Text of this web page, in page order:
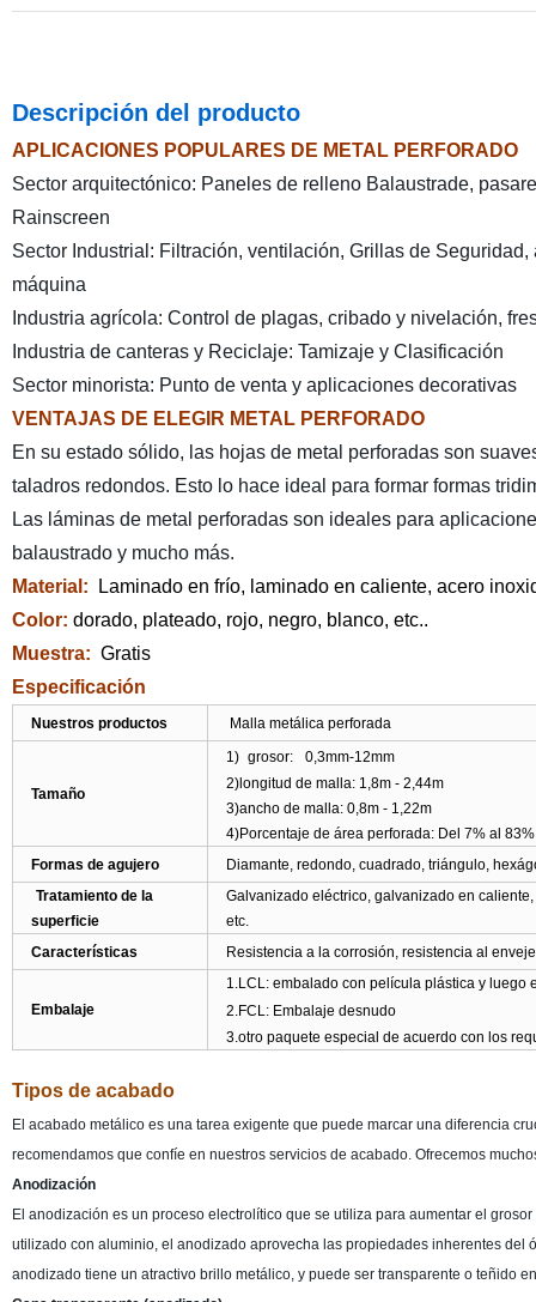
Descripción del producto
APLICACIONES POPULARES DE METAL PERFORADO
Sector arquitectónico: Paneles de relleno Balaustrade,
Rainscreen
Sector Industrial: Filtración, ventilación, Grillas de
máquina
Industria agrícola: Control de plagas, cribado y nivelación,
Industria de canteras y Reciclaje: Tamizaje y Clasificación
Sector minorista: Punto de venta y aplicaciones decorativas
VENTAJAS DE ELEGIR METAL PERFORADO
En su estado sólido, las hojas de metal perforadas son
taladros redondos. Esto lo hace ideal para formar formas
Las láminas de metal perforadas son ideales para
balaustrado y mucho más.
Material :
Laminado en frío, laminado en caliente, acero
Color: dorado, plateado, rojo, negro, blanco, etc..
Muestra: Gratis
Especificación
Nuestros productos Malla metálica perforada
Tamaño
1) grosor:
0,3mm-12mm
2)longitud de malla: 1,8m - 2,44m
3)ancho de malla: 0,8m - 1,22m
4)Porcentaje de área perforada: Del 7% al 83%
Formas de agujero
Diamante, redondo, cuadrado, triángulo,
Tratamiento de la
superficie
Galvanizado eléctrico, galvanizado en
etc.
Características
Resistencia a la corrosión, resistencia al
Embalaje
1.LCL: embalado con película plástica y
2.FCL: Embalaje desnudo
3.otro paquete especial de acuerdo con los
Tipos de acabado
El acabado metálico es una tarea exigente que puede marcar una diferencia
recomendamos que confíe en nuestros servicios de acabado. Ofrecemos
Anodización
El anodización es un proceso electrolítico que se utiliza para aumentar el
utilizado con aluminio, el anodizado aprovecha las propiedades inherentes
anodizado tiene un atractivo brillo metálico, y puede ser transparente o teñido